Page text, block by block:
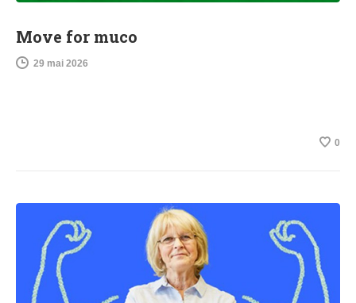
Move for muco
29 mai 2026
0